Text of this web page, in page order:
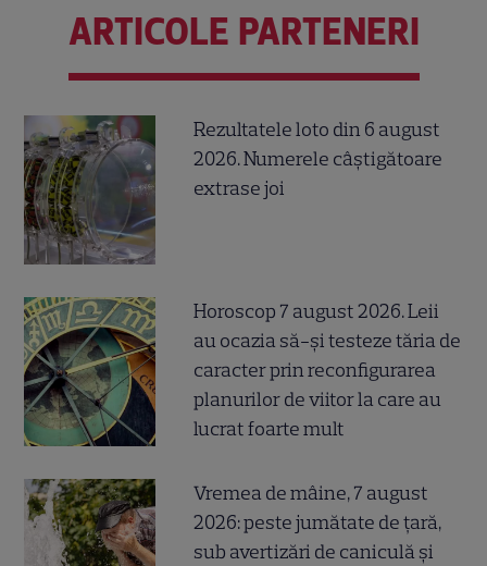
ARTICOLE PARTENERI
Rezultatele loto din 6 august
2026. Numerele câștigătoare
extrase joi
Horoscop 7 august 2026. Leii
au ocazia să-și testeze tăria de
caracter prin reconfigurarea
planurilor de viitor la care au
lucrat foarte mult
Vremea de mâine, 7 august
2026: peste jumătate de țară,
sub avertizări de caniculă și